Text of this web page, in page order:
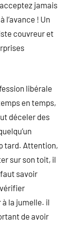
jamais
l’avance ! Un
couvreur et
libérale
en temps,
déceler des
tard. Attention,
sur son toit, il
savoir
à la jumelle. il
de avoir